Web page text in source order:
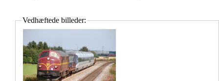
Vedhæftede billeder: